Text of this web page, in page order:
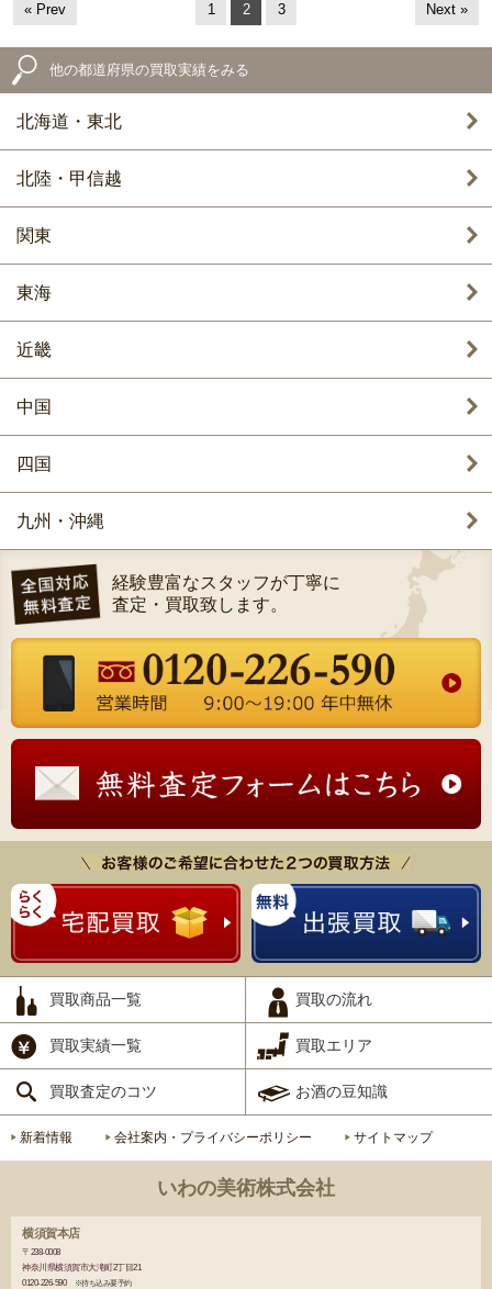
« Prev 1 2 3 Next »
他の都道府県の買取実績をみる
北海道・東北
北陸・甲信越
関東
東海
近畿
中国
四国
九州・沖縄
経験豊富なスタッフが丁寧に
査定・買取致します。
買取商品一覧 買取の流れ
買取実績一覧 買取エリア
買取査定のコツ お酒の豆知識
新着情報 会社案内・プライバシーポリシー サイトマップ
いわの美術株式会社
横須賀本店
〒238-0008
神奈川県横須賀市大滝町2丁目21
0120-226-590
※持ち込み要予約